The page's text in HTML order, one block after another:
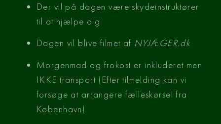
Der vil på dagen være skydeinstruktører
til at hjælpe dig
Dagen vil blive filmet af NYJÆGER.dk
Morgenmad og frokost er inkluderet men
IKKE transport (Efter tilmelding kan vi
forsøge at arrangere fælleskørsel fra
København)